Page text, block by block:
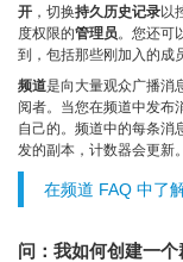
开 ，切换持久历史记录以
度权限的管理员 。您还可
到，包括那些刚加入的成
频道是向大量观众广播消
阅者。当您在频道中发布
自己的。频道中的每条消
发的副本，计数器会更新。
在频道 FAQ 中了
问：我如何创建一个